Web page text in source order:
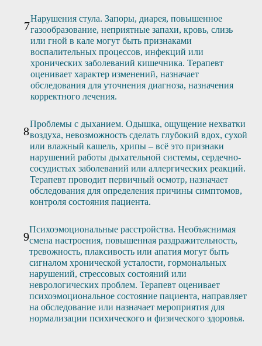
Нарушения стула. Запоры, диарея, повышенное
газообразование, неприятные запахи, кровь, слизь
или гной в кале могут быть признаками
воспалительных процессов, инфекций или
хронических заболеваний кишечника. Терапевт
оценивает характер изменений, назначает
обследования для уточнения диагноза, назначения
корректного лечения.
Проблемы с дыханием. Одышка, ощущение нехватки
воздуха, невозможность сделать глубокий вдох, сухой
или влажный кашель, хрипы – всё это признаки
нарушений работы дыхательной системы, сердечно-
сосудистых заболеваний или аллергических реакций.
Терапевт проводит первичный осмотр, назначает
обследования для определения причины симптомов,
контроля состояния пациента.
Психоэмоциональные расстройства. Необъяснимая
смена настроения, повышенная раздражительность,
тревожность, плаксивость или апатия могут быть
сигналом хронической усталости, гормональных
нарушений, стрессовых состояний или
неврологических проблем. Терапевт оценивает
психоэмоциональное состояние пациента, направляет
на обследование или назначает мероприятия для
нормализации психического и физического здоровья.